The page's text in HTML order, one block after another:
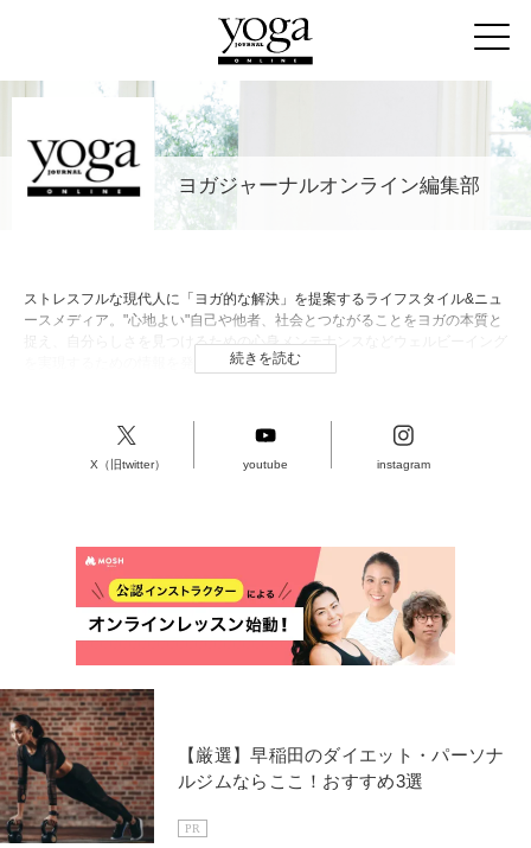
ヨガジャーナルオンライン編集部
ストレスフルな現代人に「ヨガ的な解決」を提案するライフスタイル&ニュ
ースメディア。"心地よい"自己や他者、社会とつながることをヨガの本質と
捉え、自分らしさを見つけるための心身メンテナンスなどウェルビーイング
続きを読む
X（旧twitter） youtube instagram
【厳選】早稲田のダイエット・パーソナ
ルジムならここ！おすすめ3選
PR